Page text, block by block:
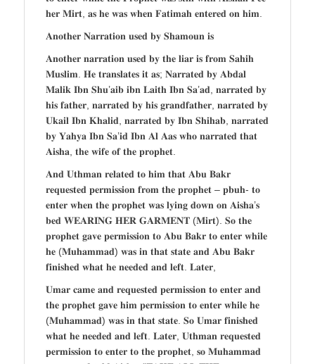
𝐡𝐞𝐫 𝐌𝐢𝐫𝐭, 𝐚𝐬 𝐡𝐞 𝐰𝐚𝐬 𝐰𝐡𝐞𝐧 𝐅𝐚𝐭𝐢𝐦𝐚𝐡 𝐞𝐧𝐭𝐞𝐫𝐞𝐝 𝐨𝐧 𝐡𝐢𝐦.
𝐀𝐧𝐨𝐭𝐡𝐞𝐫 𝐍𝐚𝐫𝐫𝐚𝐭𝐢𝐨𝐧 𝐮𝐬𝐞𝐝 𝐛𝐲 𝐒𝐡𝐚𝐦𝐨𝐮𝐧 𝐢𝐬
𝐀𝐧𝐨𝐭𝐡𝐞𝐫 𝐧𝐚𝐫𝐫𝐚𝐭𝐢𝐨𝐧 𝐮𝐬𝐞𝐝 𝐛𝐲 𝐭𝐡𝐞 𝐥𝐢𝐚𝐫 𝐢𝐬 𝐟𝐫𝐨𝐦 𝐒𝐚𝐡𝐢𝐡
𝐌𝐮𝐬𝐥𝐢𝐦. 𝐇𝐞 𝐭𝐫𝐚𝐧𝐬𝐥𝐚𝐭𝐞𝐬 𝐢𝐭 𝐚𝐬; 𝐍𝐚𝐫𝐫𝐚𝐭𝐞𝐝 𝐛𝐲 𝐀𝐛𝐝𝐚𝐥
𝐌𝐚𝐥𝐢𝐤 𝐈𝐛𝐧 𝐒𝐡𝐮’𝐚𝐢𝐛 𝐢𝐛𝐧 𝐋𝐚𝐢𝐭𝐡 𝐈𝐛𝐧 𝐒𝐚’𝐚𝐝, 𝐧𝐚𝐫𝐫𝐚𝐭𝐞𝐝 𝐛𝐲
𝐡𝐢𝐬 𝐟𝐚𝐭𝐡𝐞𝐫, 𝐧𝐚𝐫𝐫𝐚𝐭𝐞𝐝 𝐛𝐲 𝐡𝐢𝐬 𝐠𝐫𝐚𝐧𝐝𝐟𝐚𝐭𝐡𝐞𝐫, 𝐧𝐚𝐫𝐫𝐚𝐭𝐞𝐝 𝐛𝐲
𝐔𝐤𝐚𝐢𝐥 𝐈𝐛𝐧 𝐊𝐡𝐚𝐥𝐢𝐝, 𝐧𝐚𝐫𝐫𝐚𝐭𝐞𝐝 𝐛𝐲 𝐈𝐛𝐧 𝐒𝐡𝐢𝐡𝐚𝐛, 𝐧𝐚𝐫𝐫𝐚𝐭𝐞𝐝
𝐛𝐲 𝐘𝐚𝐡𝐲𝐚 𝐈𝐛𝐧 𝐒𝐚’𝐢𝐝 𝐈𝐛𝐧 𝐀𝐥 𝐀𝐚𝐬 𝐰𝐡𝐨 𝐧𝐚𝐫𝐫𝐚𝐭𝐞𝐝 𝐭𝐡𝐚𝐭
𝐀𝐢𝐬𝐡𝐚, 𝐭𝐡𝐞 𝐰𝐢𝐟𝐞 𝐨𝐟 𝐭𝐡𝐞 𝐩𝐫𝐨𝐩𝐡𝐞𝐭.
𝐀𝐧𝐝 𝐔𝐭𝐡𝐦𝐚𝐧 𝐫𝐞𝐥𝐚𝐭𝐞𝐝 𝐭𝐨 𝐡𝐢𝐦 𝐭𝐡𝐚𝐭 𝐀𝐛𝐮 𝐁𝐚𝐤𝐫
𝐫𝐞𝐪𝐮𝐞𝐬𝐭𝐞𝐝 𝐩𝐞𝐫𝐦𝐢𝐬𝐬𝐢𝐨𝐧 𝐟𝐫𝐨𝐦 𝐭𝐡𝐞 𝐩𝐫𝐨𝐩𝐡𝐞𝐭 – 𝐩𝐛𝐮𝐡- 𝐭𝐨
𝐞𝐧𝐭𝐞𝐫 𝐰𝐡𝐞𝐧 𝐭𝐡𝐞 𝐩𝐫𝐨𝐩𝐡𝐞𝐭 𝐰𝐚𝐬 𝐥𝐲𝐢𝐧𝐠 𝐝𝐨𝐰𝐧 𝐨𝐧 𝐀𝐢𝐬𝐡𝐚’𝐬
𝐛𝐞𝐝 𝐖𝐄𝐀𝐑𝐈𝐍𝐆 𝐇𝐄𝐑 𝐆𝐀𝐑𝐌𝐄𝐍𝐓 (𝐌𝐢𝐫𝐭). 𝐒𝐨 𝐭𝐡𝐞
𝐩𝐫𝐨𝐩𝐡𝐞𝐭 𝐠𝐚𝐯𝐞 𝐩𝐞𝐫𝐦𝐢𝐬𝐬𝐢𝐨𝐧 𝐭𝐨 𝐀𝐛𝐮 𝐁𝐚𝐤𝐫 𝐭𝐨 𝐞𝐧𝐭𝐞𝐫 𝐰𝐡𝐢𝐥𝐞
𝐡𝐞 (𝐌𝐮𝐡𝐚𝐦𝐦𝐚𝐝) 𝐰𝐚𝐬 𝐢𝐧 𝐭𝐡𝐚𝐭 𝐬𝐭𝐚𝐭𝐞 𝐚𝐧𝐝 𝐀𝐛𝐮 𝐁𝐚𝐤𝐫
𝐟𝐢𝐧𝐢𝐬𝐡𝐞𝐝 𝐰𝐡𝐚𝐭 𝐡𝐞 𝐧𝐞𝐞𝐝𝐞𝐝 𝐚𝐧𝐝 𝐥𝐞𝐟𝐭. 𝐋𝐚𝐭𝐞𝐫,
𝐔𝐦𝐚𝐫 𝐜𝐚𝐦𝐞 𝐚𝐧𝐝 𝐫𝐞𝐪𝐮𝐞𝐬𝐭𝐞𝐝 𝐩𝐞𝐫𝐦𝐢𝐬𝐬𝐢𝐨𝐧 𝐭𝐨 𝐞𝐧𝐭𝐞𝐫 𝐚𝐧𝐝
𝐭𝐡𝐞 𝐩𝐫𝐨𝐩𝐡𝐞𝐭 𝐠𝐚𝐯𝐞 𝐡𝐢𝐦 𝐩𝐞𝐫𝐦𝐢𝐬𝐬𝐢𝐨𝐧 𝐭𝐨 𝐞𝐧𝐭𝐞𝐫 𝐰𝐡𝐢𝐥𝐞 𝐡𝐞
(𝐌𝐮𝐡𝐚𝐦𝐦𝐚𝐝) 𝐰𝐚𝐬 𝐢𝐧 𝐭𝐡𝐚𝐭 𝐬𝐭𝐚𝐭𝐞. 𝐒𝐨 𝐔𝐦𝐚𝐫 𝐟𝐢𝐧𝐢𝐬𝐡𝐞𝐝
𝐰𝐡𝐚𝐭 𝐡𝐞 𝐧𝐞𝐞𝐝𝐞𝐝 𝐚𝐧𝐝 𝐥𝐞𝐟𝐭. 𝐋𝐚𝐭𝐞𝐫, 𝐔𝐭𝐡𝐦𝐚𝐧 𝐫𝐞𝐪𝐮𝐞𝐬𝐭𝐞𝐝
𝐩𝐞𝐫𝐦𝐢𝐬𝐬𝐢𝐨𝐧 𝐭𝐨 𝐞𝐧𝐭𝐞𝐫 𝐭𝐨 𝐭𝐡𝐞 𝐩𝐫𝐨𝐩𝐡𝐞𝐭, 𝐬𝐨 𝐌𝐮𝐡𝐚𝐦𝐦𝐚𝐝